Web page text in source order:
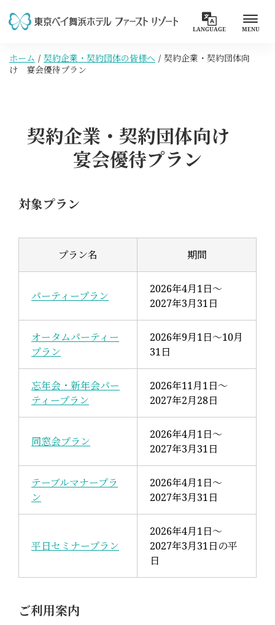
LANGUAGE MENU
ホーム 契約企業・契約団体の皆様へ
契約企業・契約団体向
け 宴会優待プラン
契約企業・契約団体向け
宴会優待プラン
対象プラン
プラン名 期間
パーティープラン
2026年4月1日～
2027年3月31日
オータムパーティー
プラン
2026年9月1日～10月
31日
忘年会・新年会パー
ティープラン
2026年11月1日～
2027年2月28日
同窓会プラン
2026年4月1日～
2027年3月31日
テーブルマナープラ
ン
2026年4月1日～
2027年3月31日
平日セミナープラン
2026年4月1日～
2027年3月31日の平
日
ご利用案内